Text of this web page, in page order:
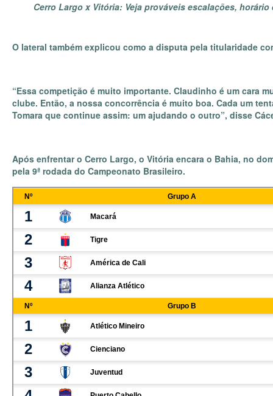
Cerro Largo x Vitória: Veja prováveis escalações,
O lateral também explicou como a disputa pela titularidade
“Essa competição é muito importante. Claudinho é um cara
clube. Então, a nossa concorrência é muito boa. Cada um
Tomara que continue assim: um ajudando o outro”, disse
Após enfrentar o Cerro Largo, o Vitória encara o Bahia, no
pela 9ª rodada do Campeonato Brasileiro.